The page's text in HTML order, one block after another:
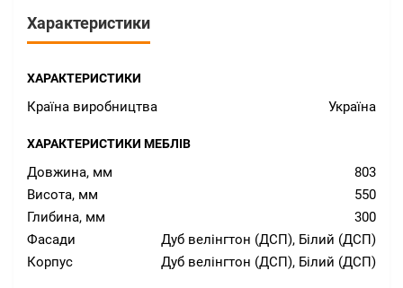
Характеристики
ХАРАКТЕРИСТИКИ
Країна виробництва Україна
ХАРАКТЕРИСТИКИ МЕБЛІВ
Довжина, мм
803
Висота, мм
550
Глибина, мм
300
Фасади
Дуб велінгтон (ДСП), Білий (ДСП)
Корпус
Дуб велінгтон (ДСП), Білий (ДСП)